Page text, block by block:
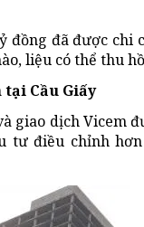
đồng đã được chi
liệu có thể thu
Cầu Giấy
giao dịch Vicem
tư điều chỉnh